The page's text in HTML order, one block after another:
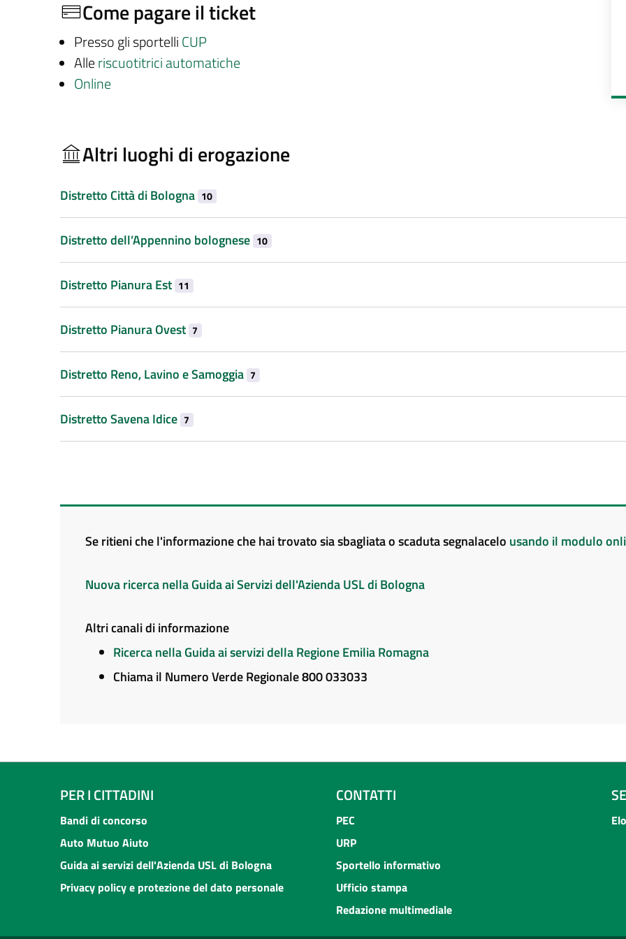
Come pagare il ticket
Presso gli sportelli CUP
Alleriscuotitrici automatiche
Online
Altri luoghi di erogazione
Distretto Città di Bologna 10
Distretto dell’Appennino bolognese 10
Distretto Pianura Est 11
Distretto Pianura Ovest 7
Distretto Reno, Lavino e Samoggia 7
Distretto Savena Idice 7
Se ritieni che l'informazione che hai trovato sia sbagliata o scaduta segnalacelo usando il modulo
Nuova ricerca nella Guida ai Servizi dell'Azienda USL di Bologna
Altri canali di informazione
Ricerca nella Guida ai servizi della Regione Emilia Romagna
Chiama il Numero Verde Regionale 800 033033
PER I CITTADINI
Bandi di concorso
Auto Mutuo Aiuto
Guida ai servizi dell'Azienda USL di Bologna
Privacy policy e protezione del dato personale
CONTATTI
PEC
URP
Sportello informativo
Ufficio stampa
Redazione multimediale